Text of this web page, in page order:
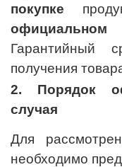
покупке
Гарантийный
получения
2. Порядок
случая
Для
необходимо